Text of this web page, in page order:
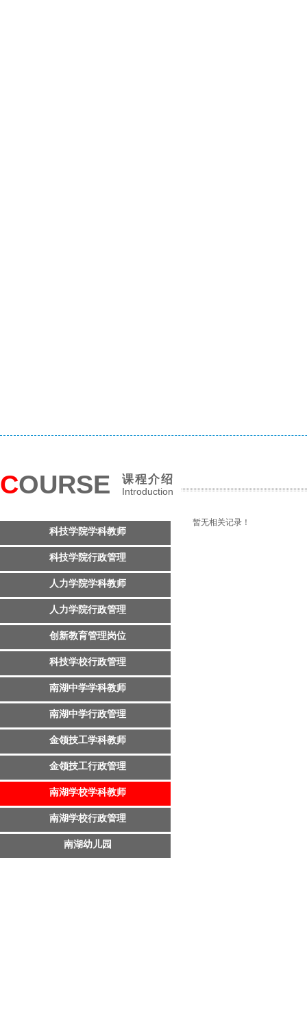
COURSE 课程介绍
Introduction
暂无相关记录！
科技学院学科教师
科技学院行政管理
人力学院学科教师
人力学院行政管理
创新教育管理岗位
科技学校行政管理
南湖中学学科教师
南湖中学行政管理
金领技工学科教师
金领技工行政管理
南湖学校学科教师
南湖学校行政管理
南湖幼儿园